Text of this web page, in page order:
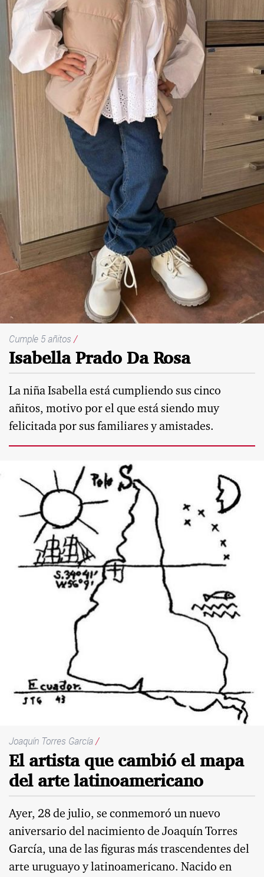
Cumple 5 añitos /
Isabella Prado Da Rosa
La niña Isabella está cumpliendo sus cinco
añitos, motivo por el que está siendo muy
felicitada por sus familiares y amistades.
Joaquín Torres García/
El artista que cambió el mapa
del arte latinoamericano
Ayer, 28 de julio, se conmemoró un nuevo
aniversario del nacimiento de Joaquín Torres
García, una de las figuras más trascendentes del
arte uruguayo y latinoamericano. Nacido en